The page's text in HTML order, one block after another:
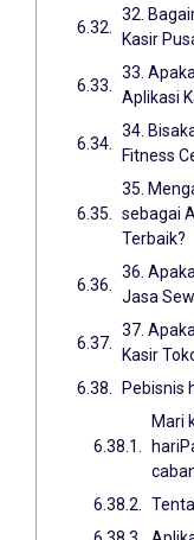
32.
Kasir
33.
Aplikasi
34.
Fitness
35.
sebagai
Terbaik?
36.
Jasa
37.
Kasir
Pebisnis
Mari